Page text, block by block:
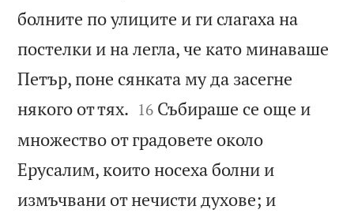
болните по улиците и ги слагаха на
постелки и на легла, че като минаваше
Петър, поне сянката му да засегне
някого от тях. 

16 Събираше се още и
множество от градовете около
Ерусалим, които носеха болни и
измъчвани от нечисти духове; и